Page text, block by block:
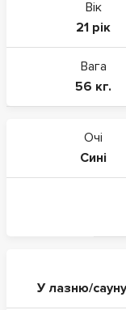
Вік
21 рік
Вага
56 кг.
Очі
Сині
У лазню/сауну